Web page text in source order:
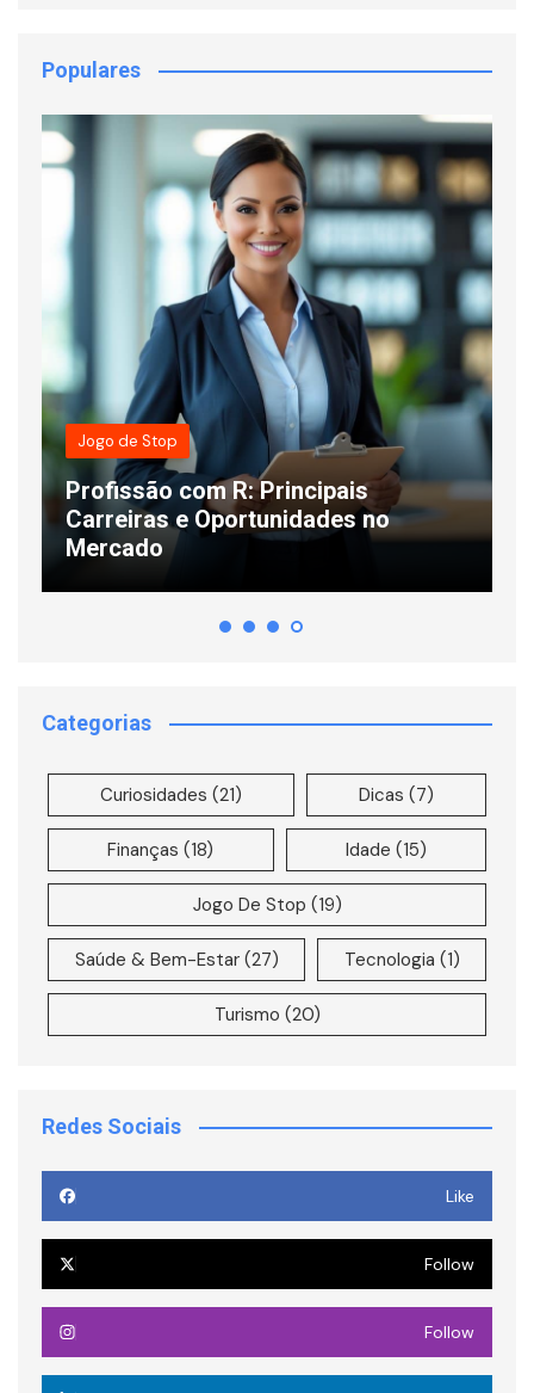
Populares
Jogo de Stop
Profissão com R: Principais
Carreiras e Oportunidades no
Mercado
Categorias
Curiosidades (21) Dicas (7)
Finanças (18) Idade (15)
Jogo De Stop (19)
Saúde & Bem-Estar(27) Tecnologia (1)
Turismo (20)
Redes Sociais
Like
Follow
Follow